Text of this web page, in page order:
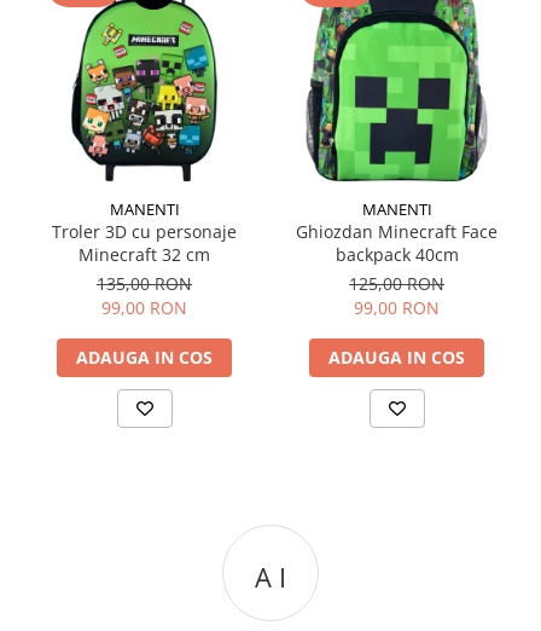
MANENTI
Troler 3D cu personaje
Minecraft 32 cm
135,00 RON
99,00 RON
ADAUGA IN COS
MANENTI
Ghiozdan Minecraft Face
backpack 40cm
125,00 RON
99,00 RON
ADAUGA IN COS
A I